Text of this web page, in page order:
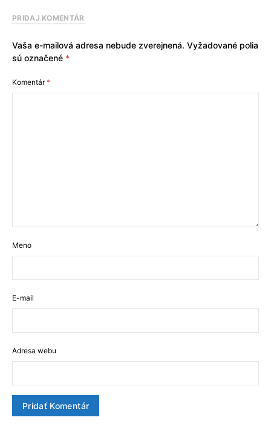
PRIDAJ KOMENTÁR
Vaša e-mailová adresa nebude zverejnená. Vyžadované polia
sú označené *
Komentár*
Meno
E-mail
Adresa webu